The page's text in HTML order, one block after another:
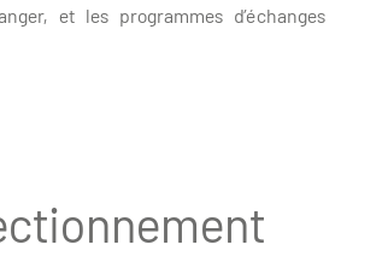
et les programmes d’échanges